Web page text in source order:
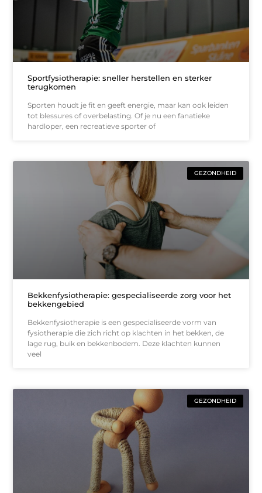
Sportfysiotherapie: sneller herstellen en sterker
terugkomen
Sporten houdt je fit en geeft energie, maar kan ook leiden
tot blessures of overbelasting. Of je nu een fanatieke
hardloper, een recreatieve sporter of
GEZONDHEID
Bekkenfysiotherapie: gespecialiseerde zorg voor het
bekkengebied
Bekkenfysiotherapie is een gespecialiseerde vorm van
fysiotherapie die zich richt op klachten in het bekken, de
lage rug, buik en bekkenbodem. Deze klachten kunnen
veel
GEZONDHEID